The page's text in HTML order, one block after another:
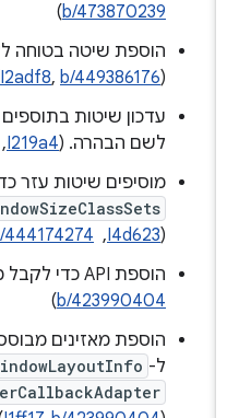
b/473870239
)
הוספת שיטה בטוחה
I2adf8,b/449386176
)
לשם הבהרה. ‫( I219a4
, ‏
מוסיפים שיטות עזר
I4d623
, ‏
b/444174274
הוספת API כדי לקבל מצב מעורבות. (
b/423990404
)
הוספת מאזינים
ל- WindowLayoutInfo